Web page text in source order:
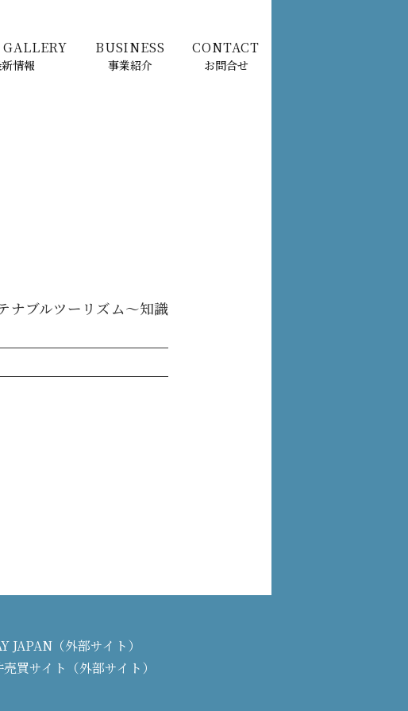
情報
BUSINESS
事業紹介
CONTACT
お問合せ
ナブルツーリズム～知識
JAPAN（外部サイト）
買サイト（外部サイト）